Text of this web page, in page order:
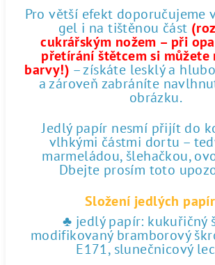
Pro větší efekt doporučujeme
gel i na tištěnou část
cukrářským nožem – při
přetírání štětcem si můžete
barvy!) – získáte lesklý a
a zároveň zabráníte
obrázku.
Jedlý papír nesmí přijít do
vlhkými částmi dortu –
marmeládou, šlehačkou,
Dbejte prosím toto
Složení jedlých
♣ jedlý papír: kukuřičný
modifikovaný bramborový
E171, slunečnicový